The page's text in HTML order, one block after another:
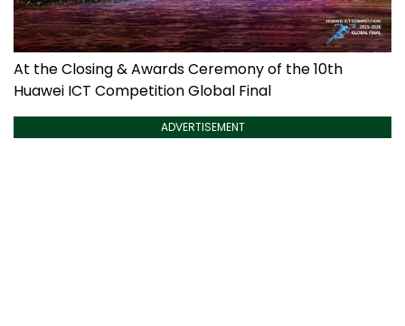
At the Closing & Awards Ceremony of the 10th
Huawei ICT Competition Global Final
ADVERTISEMENT